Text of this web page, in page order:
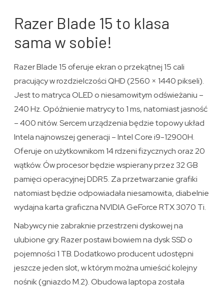
Razer Blade 15 to klasa
sama w sobie!
Razer Blade 15 oferuje ekran o przekątnej 15 cali
pracujący w rozdzielczości QHD (2560 × 1440 pikseli).
Jest to matryca OLED o niesamowitym odświeżaniu –
240 Hz. Opóźnienie matrycy to 1 ms, natomiast jasność
– 400 nitów. Sercem urządzenia będzie topowy układ
Intela najnowszej generacji – Intel Core i9-12900H.
Oferuje on użytkownikom 14 rdzeni fizycznych oraz 20
wątków. Ów procesor będzie wspierany przez 32 GB
pamięci operacyjnej DDR5. Za przetwarzanie grafiki
natomiast będzie odpowiadała niesamowita, diabelnie
wydajna karta graficzna NVIDIA GeForce RTX 3070 Ti.
Nabywcy nie zabraknie przestrzeni dyskowej na
ulubione gry. Razer postawi bowiem na dysk SSD o
pojemności 1 TB. Dodatkowo producent udostępni
jeszcze jeden slot, w którym można umieścić kolejny
nośnik (gniazdo M.2). Obudowa laptopa została